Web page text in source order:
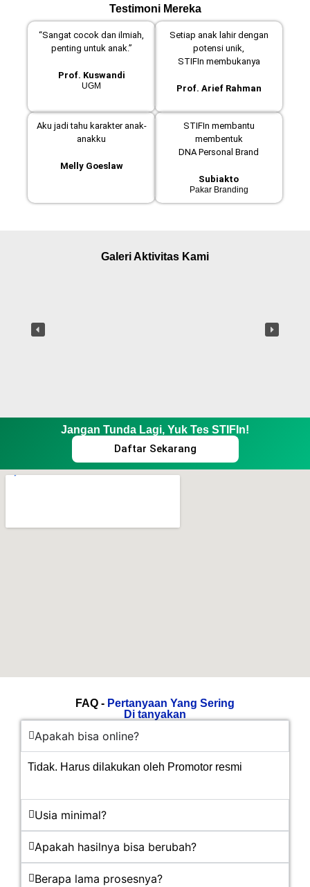
Testimoni Mereka
“Sangat cocok dan ilmiah,
penting untuk anak.”
Prof. Kuswandi
UGM
Setiap anak lahir dengan
potensi unik,
STIFIn membukanya
Prof. Arief Rahman
Aku jadi tahu karakter anak-
anakku
Melly Goeslaw
STIFIn membantu
membentuk
DNA Personal Brand
Subiakto
Pakar Branding
Galeri Aktivitas Kami
Jangan Tunda Lagi, Yuk Tes STIFIn!
Daftar Sekarang
FAQ - Pertanyaan Yang Sering
Di tanyakan
Apakah bisa online?
Tidak. Harus dilakukan oleh Promotor resmi
Usia minimal?
Apakah hasilnya bisa berubah?
Berapa lama prosesnya?